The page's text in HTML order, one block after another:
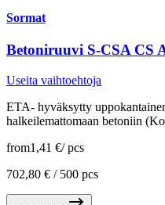
Sormat
Betoniruuvi S-CSA CS
Useita vaihtoehtoja
ETA- hyväksytty
halkeilemattomaan betoniin
from1,41 €/ pcs
702,80 € / 500 pcs